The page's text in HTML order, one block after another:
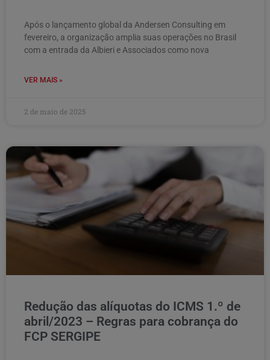
Após o lançamento global da Andersen Consulting em
fevereiro, a organização amplia suas operações no Brasil
com a entrada da Albieri e Associados como nova
VER MAIS »
2 de maio de 2025
Redução das alíquotas do ICMS 1.º de
abril/2023 – Regras para cobrança do
FCP SERGIPE